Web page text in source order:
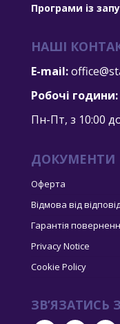
Програми із
НАШІ
E-mail:
Робочі години:
Пн-Пт, з 10:00
ДОКУМЕНТИ
Оферта
Відмова від
Гарантія
Privacy Notice
Cookie Policy
ЗВ’ЯЗАТИСЬ